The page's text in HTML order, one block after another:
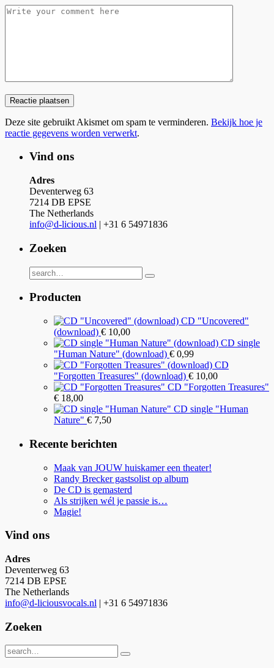
Deze site gebruikt Akismet om spam te verminderen. Bekijk hoe je
reactie gegevens worden verwerkt.
Vind ons
Adres
Deventerweg 63
7214 DB EPSE
The Netherlands
info@d-licious.nl | +31 6 54971836
Zoeken
Producten
CD "Uncovered"
(download) € 10,00
CD single
"Human Nature" (download) € 0,99
CD
"Forgotten Treasures" (download) € 10,00
CD "Forgotten Treasures"
€ 18,00
CD single "Human
Nature" € 7,50
Recente berichten
Maak van JOUW huiskamer een theater!
Randy Brecker gastsolist op album
De CD is gemasterd
Als strijken wél je passie is…
Magie!
Vind ons
Adres
Deventerweg 63
7214 DB EPSE
The Netherlands
info@d-liciousvocals.nl | +31 6 54971836
Zoeken